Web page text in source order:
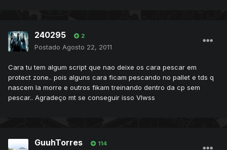
240295 2
Postado Agosto 22, 2011
Cara tu tem algum script que nao deixe os cara pescar em
protect zone.. pois alguns cara ficam pescando no pallet e tds q
nascem la morre e outros fikam treinando dentro da cp sem
pescar.. Agradeço mt se conseguir isso Vlwss
GuuhTorres 114